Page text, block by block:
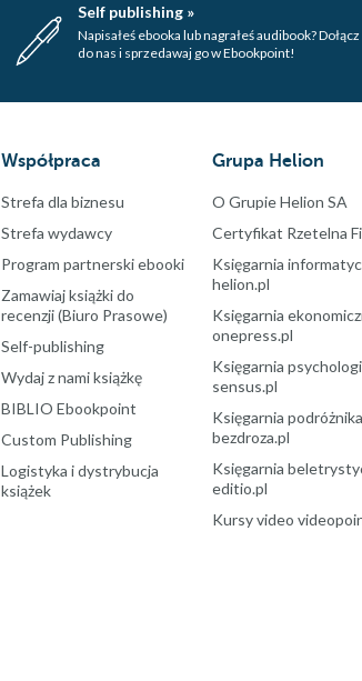
Self publishing »
Napisałeś ebooka lub nagrałeś audibook? Dołącz
do nas i sprzedawaj go w Ebookpoint!
Współpraca
Strefa dla biznesu
Strefa wydawcy
Program partnerski ebooki
Zamawiaj książki do
recenzji (Biuro Prasowe)
Self-publishing
Wydaj z nami książkę
BIBLIO Ebookpoint
Custom Publishing
Logistyka i dystrybucja
książek
Grupa Helion
O Grupie Helion SA
Certyfikat Rzetelna
Księgarnia
helion.pl
Księgarnia
onepress.pl
Księgarnia
sensus.pl
Księgarnia podróżnika
bezdroza.pl
Księgarnia
editio.pl
Kursy video